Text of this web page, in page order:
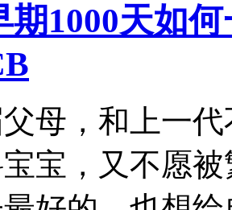
期1000天如
母，和上一
宝，又不愿